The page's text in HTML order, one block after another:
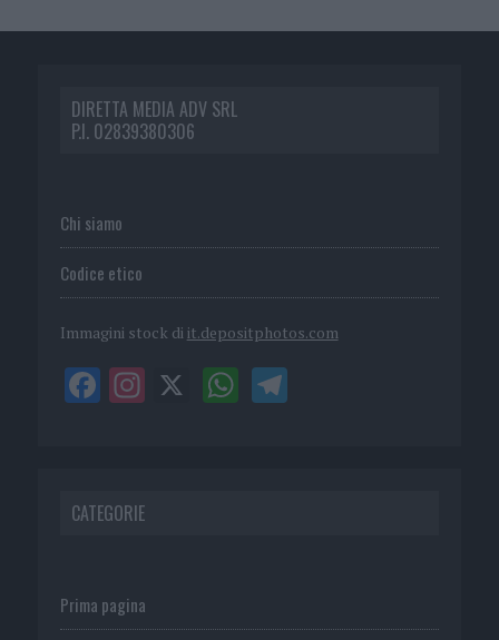
DIRETTA MEDIA ADV SRL
P.I. 02839380306
Chi siamo
Codice etico
Immagini stock di it.depositphotos.com
CATEGORIE
Prima pagina